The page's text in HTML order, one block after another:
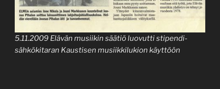
5.11.2009 Elävän musiikin säätiö luovutti stipendi-
sähkökitaran Kaustisen musiikkilukion käyttöön